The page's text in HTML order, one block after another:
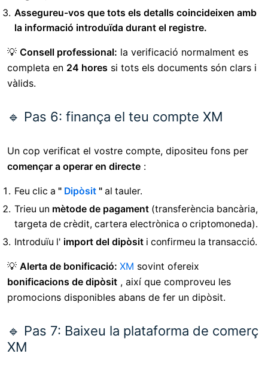
Assegureu-vos que tots els detalls coincideixen amb
la informació introduïda durant el registre.
💡 Consell professional: la verificació normalment es
completa en 24 hores si tots els documents són clars i
vàlids.
🔹 Pas 6: finança el teu compte XM
Un cop verificat el vostre compte, dipositeu fons per
començar a operar en directe :
Feu clic a " Dipòsit " al tauler.
Trieu un mètode de pagament (transferència bancària,
targeta de crèdit, cartera electrònica o criptomoneda).
Introduïu l' import del dipòsit i confirmeu la transacció.
💡 Alerta de bonificació: XM sovint ofereix
bonificacions de dipòsit , així que comproveu les
promocions disponibles abans de fer un dipòsit.
🔹 Pas 7: Baixeu la plataforma de comerç
XM